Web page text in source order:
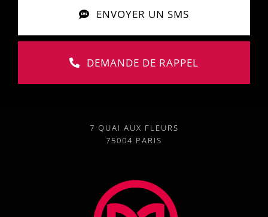
ENVOYER UN SMS
DEMANDE DE RAPPEL
7 QUAI AUX FLEURS
75004 PARIS